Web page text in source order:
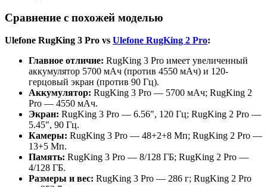
Сравнение с похожей моделью
Ulefone RugKing 3 Pro vs Ulefone RugKing 2 Pro:
Главное отличие: RugKing 3 Pro имеет увеличенный
аккумулятор 5700 мАч (против 4550 мАч) и 120-
герцовый экран (против 90 Гц).
Аккумулятор: RugKing 3 Pro — 5700 мАч; RugKing 2
Pro — 4550 мАч.
Экран: RugKing 3 Pro — 6.56", 120 Гц; RugKing 2 Pro —
5.45", 90 Гц.
Камеры: RugKing 3 Pro — 48+2+8 Мп; RugKing 2 Pro —
13+5 Мп.
Память: RugKing 3 Pro — 8/128 ГБ; RugKing 2 Pro —
4/128 ГБ.
Размеры и вес: RugKing 3 Pro — 286 г; RugKing 2 Pro